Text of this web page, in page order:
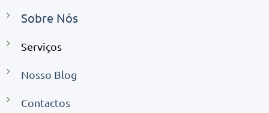
Sobre Nós
Serviços
Nosso Blog
Contactos